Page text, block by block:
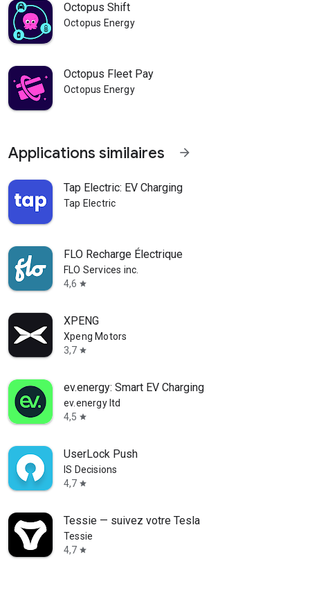
Octopus Shift
Octopus Energy
Octopus Fleet Pay
Octopus Energy
Applications similaires arrow_forward
Tap Electric: EV Charging
Tap Electric
FLO Recharge Électrique
FLO Services inc.
4,6 star
XPENG
Xpeng Motors
3,7 star
ev.energy: Smart EV Charging
ev.energy ltd
4,5 star
UserLock Push
IS Decisions
4,7 star
Tessie — suivez votre Tesla
Tessie
4,7 star